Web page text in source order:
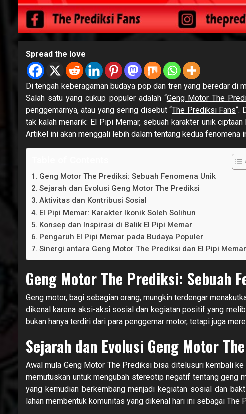
Spread the love
Di tengah keberagaman budaya pop dan tren yang beredar di
Salah satu yang cukup populer adalah “Geng Motor The
penggemarnya, atau yang sering disebut “The Prediksi Fans“.
tak kalah menarik: El Pipi Memar, sebuah karakter unik
Artikel ini akan menggali lebih dalam tentang kedua fenomena
Geng Motor The Prediksi: Sebuah Fenomena Unik
Sejarah dan Evolusi Geng Motor The Prediksi
Aktivitas dan Kontribusi Sosial
El Pipi Memar: Karakter Ikonik Soleh Solihun
Konsep dan Inspirasi di Balik El Pipi Memar
Pengaruh El Pipi Memar pada Budaya Populer
Sinergi antara Geng Motor The Prediksi dan El Pipi Memar
Geng Motor The Prediksi: Sebuah
Geng motor, bagi sebagian orang, mungkin terdengar
dikenal karena aksi-aksi sosial dan kegiatan positif yang
bukan hanya terdiri dari para penggemar motor, tetapi juga
Sejarah dan Evolusi Geng Motor
Awal mula Geng Motor The Prediksi bisa ditelusuri kembali
memutuskan untuk mengubah stereotip negatif tentang geng
yang kemudian berkembang menjadi kegiatan sosial dan
lahan membentuk komunitas yang dikenal hari ini sebagai The